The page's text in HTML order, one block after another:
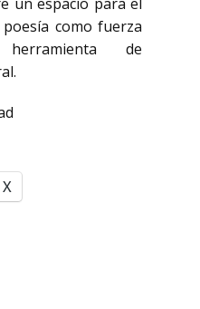
como fuerza
de
X